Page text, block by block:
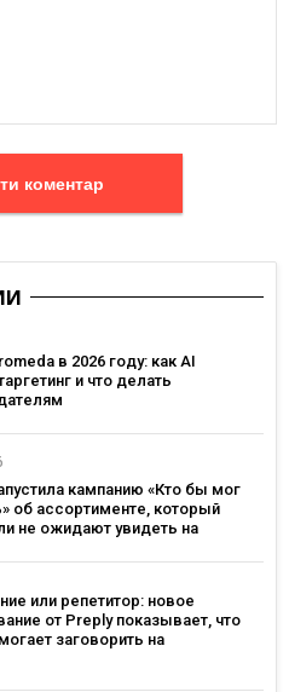
Залишити коментар
в 2026 году: как AI
и что делать
кампанию «Кто бы мог
об ассортименте, который
не ожидают увидеть на
или репетитор: новое
от Preply показывает, что
заговорить на